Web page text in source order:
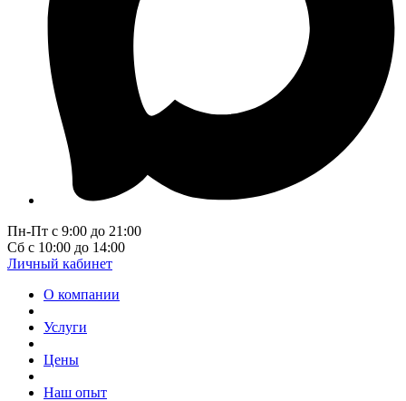
Пн-Пт с 9:00 до 21:00
Сб с 10:00 до 14:00
Личный кабинет
О компании
Услуги
Цены
Наш опыт